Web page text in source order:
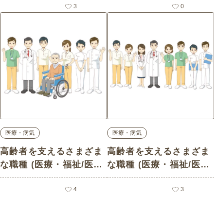
3 0
医療・病気
高齢者を支えるさまざま
な職種 (医療・福祉/医
療・病気の介護イラスト
4
医療・病気
高齢者を支えるさまざま
な職種 (医療・福祉/医
療・病気の介護イラスト
3